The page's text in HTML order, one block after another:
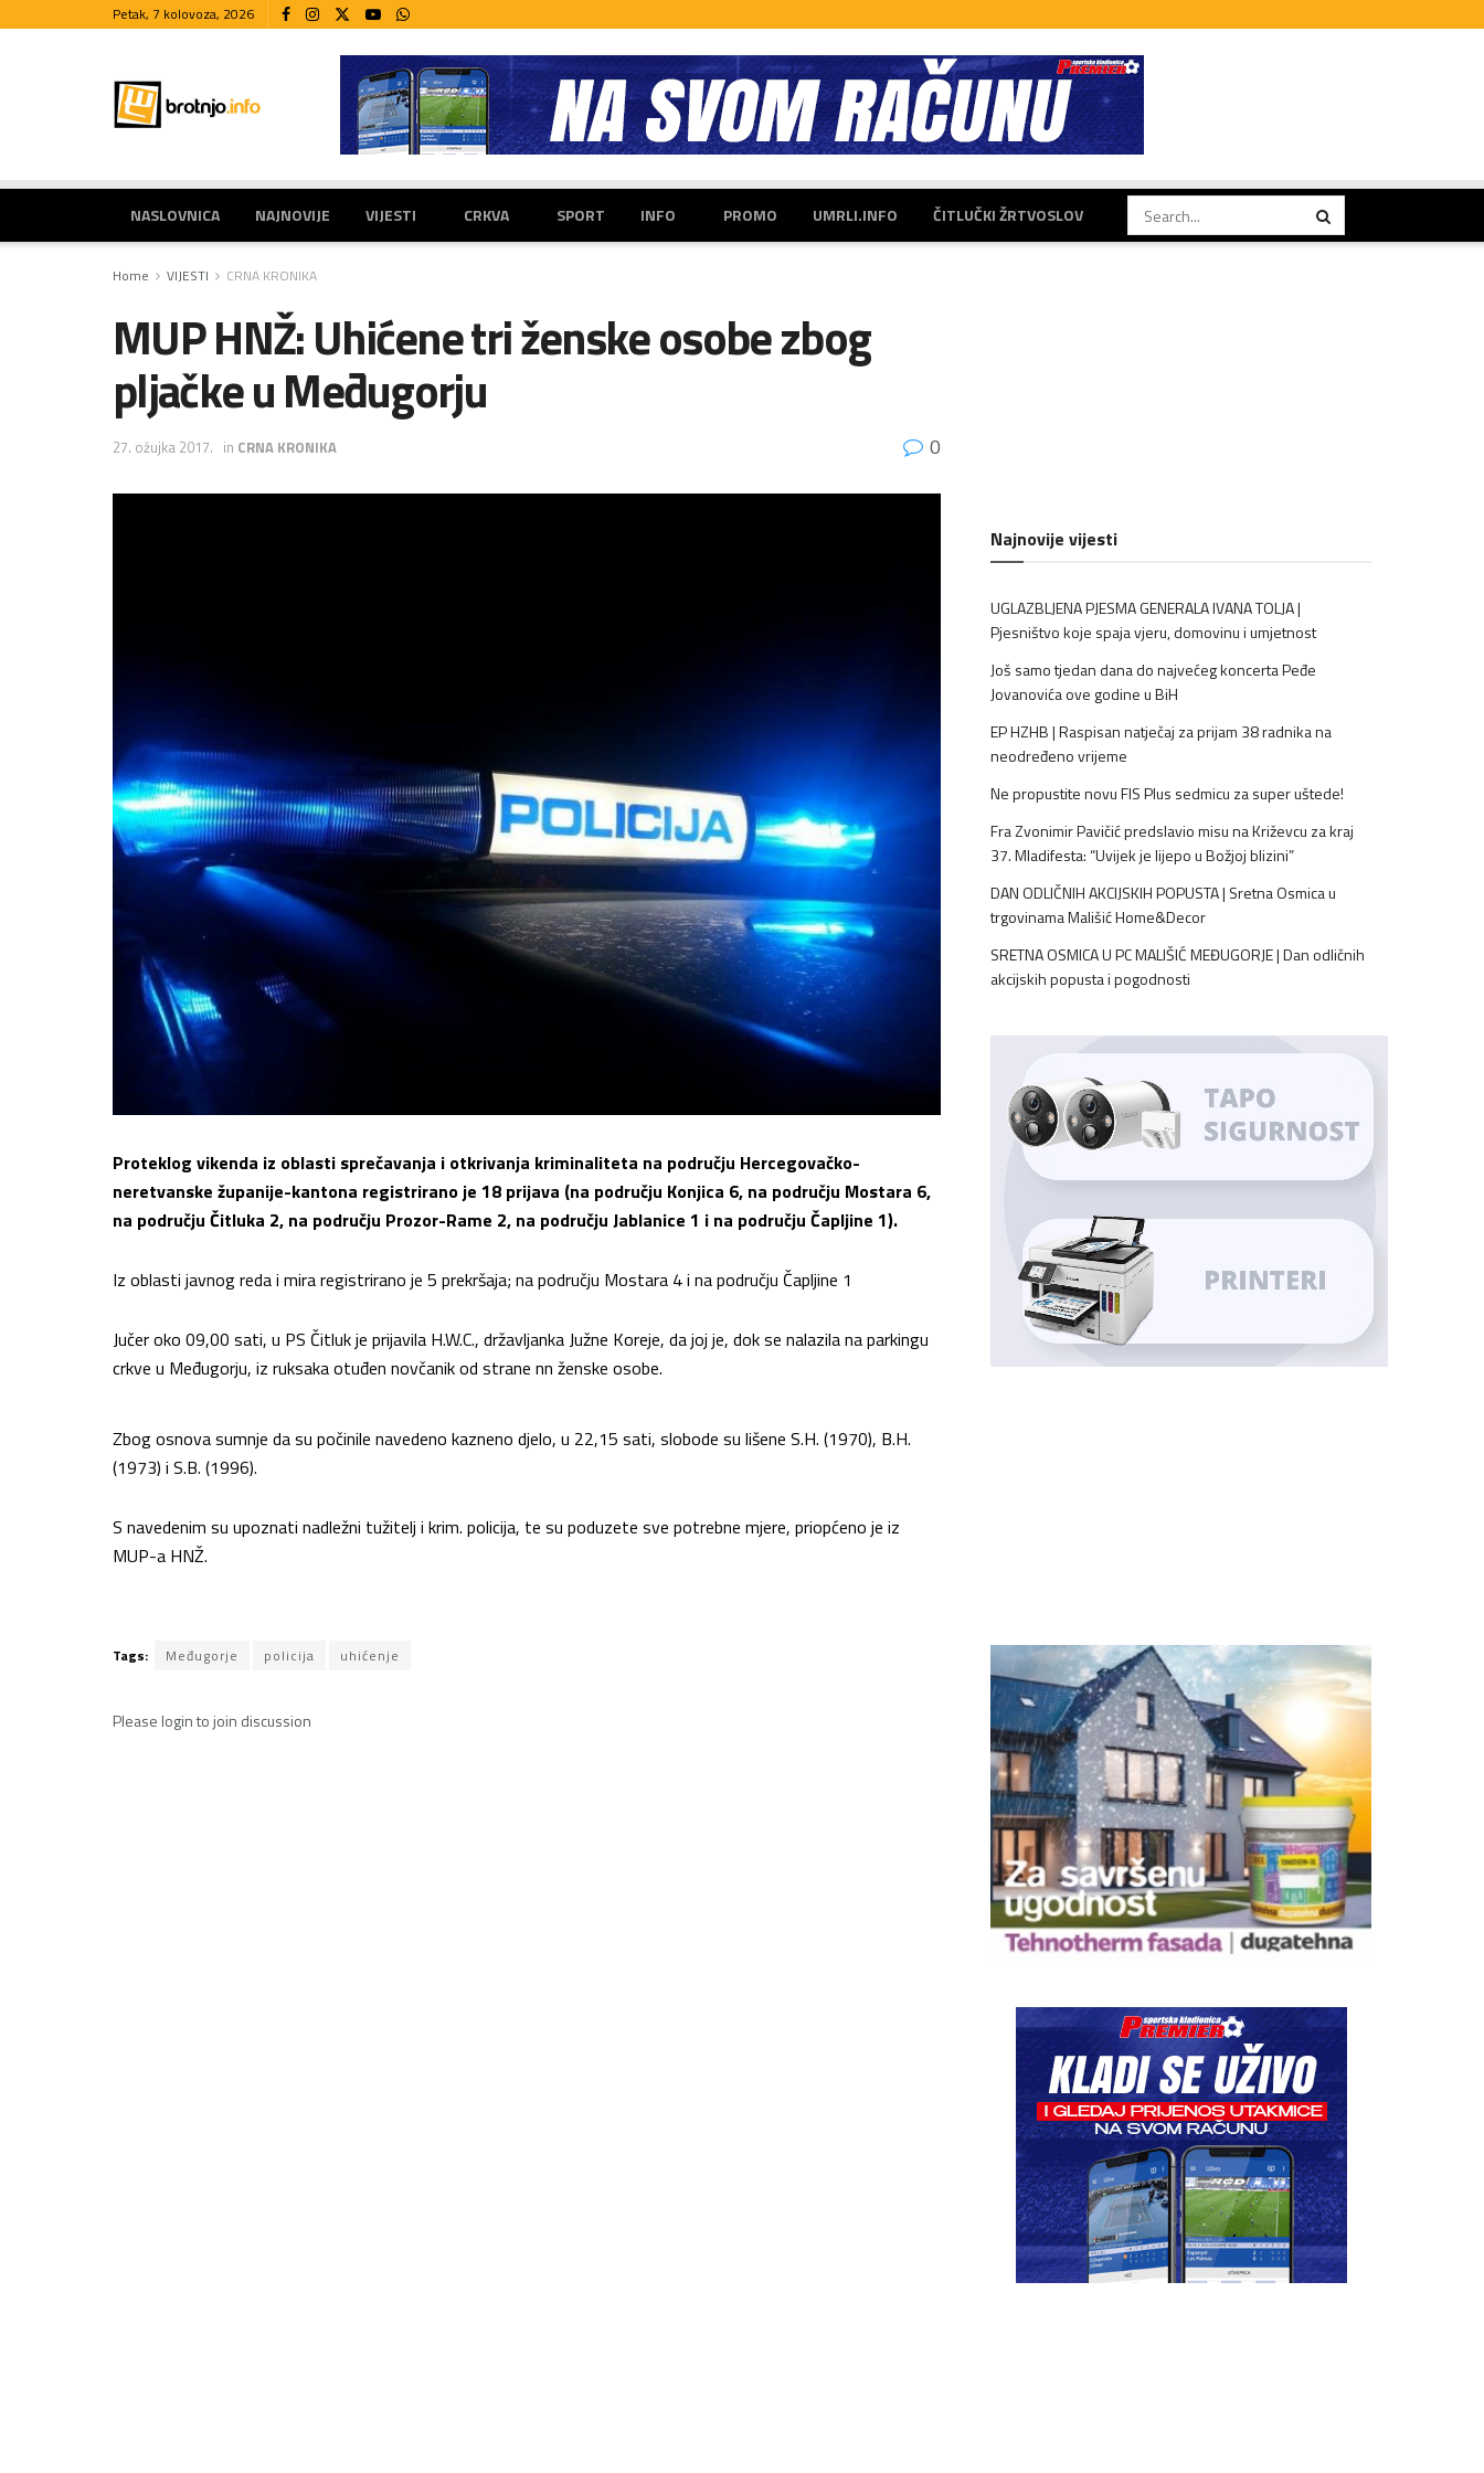
Petak, 7 kolovoza, 2026
NASLOVNICA NAJNOVIJE VIJESTI CRKVA SPORT INFO PROMO UMRLI.INFO ČITLUČKI ŽRTVOSLOV
Home VIJESTI CRNA KRONIKA
MUP HNŽ: Uhićene tri ženske osobe zbog
pljačke u Međugorju
27. ožujka 2017. in CRNA KRONIKA 0
Proteklog vikenda iz oblasti sprečavanja i otkrivanja kriminaliteta na području Hercegovačko-
neretvanske županije-kantona registrirano je 18 prijava (na području Konjica 6, na području Mostara 6,
na području Čitluka 2, na području Prozor-Rame 2, na području Jablanice 1 i na području Čapljine 1).
Iz oblasti javnog reda i mira registrirano je 5 prekršaja; na području Mostara 4 i na području Čapljine 1
Jučer oko 09,00 sati, u PS Čitluk je prijavila H.W.C., državljanka Južne Koreje, da joj je, dok se nalazila na parkingu
crkve u Međugorju, iz ruksaka otuđen novčanik od strane nn ženske osobe.
Zbog osnova sumnje da su počinile navedeno kazneno djelo, u 22,15 sati, slobode su lišene S.H. (1970), B.H.
(1973) i S.B. (1996).
S navedenim su upoznati nadležni tužitelj i krim. policija, te su poduzete sve potrebne mjere, priopćeno je iz
MUP-a HNŽ.
Tags: Međugorje policija uhićenje
Please loginto join discussion
Najnovije vijesti
UGLAZBLJENA PJESMA GENERALA IVANA TOLJA |
Pjesništvo koje spaja vjeru, domovinu i umjetnost
Još samo tjedan dana do najvećeg koncerta Peđe
Jovanovića ove godine u BiH
EP HZHB | Raspisan natječaj za prijam 38 radnika na
neodređeno vrijeme
Ne propustite novu FIS Plus sedmicu za super uštede!
Fra Zvonimir Pavičić predslavio misu na Križevcu za kraj
37. Mladifesta: “Uvijek je lijepo u Božjoj blizini”
DAN ODLIČNIH AKCIJSKIH POPUSTA | Sretna Osmica u
trgovinama Mališić Home&Decor
SRETNA OSMICA U PC MALIŠIĆ MEĐUGORJE | Dan odličnih
akcijskih popusta i pogodnosti